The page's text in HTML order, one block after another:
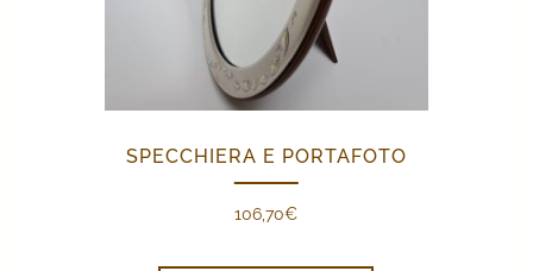
SPECCHIERA E PORTAFOTO
106,70€